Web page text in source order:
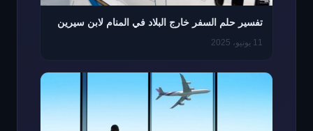
تفسير حلم السفر خارج البلاد في المنام لابن سيرين
11 يونيو، 2025